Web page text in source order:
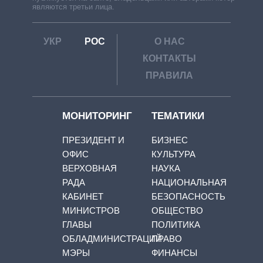
являются третьи лица.
УКР РОС
О НАС
КОНТАКТЫ
ПРАВИЛА
МОНИТОРИНГ
ПРЕЗИДЕНТ И
ОФИС
ВЕРХОВНАЯ
РАДА
КАБИНЕТ
МИНИСТРОВ
ГЛАВЫ
ОБЛАДМИНИСТРАЦИЙ
МЭРЫ
ТЕМАТИКИ
БИЗНЕС
КУЛЬТУРА
НАУКА
НАЦИОНАЛЬНАЯ
БЕЗОПАСНОСТЬ
ОБЩЕСТВО
ПОЛИТИКА
ПРАВО
ФИНАНСЫ